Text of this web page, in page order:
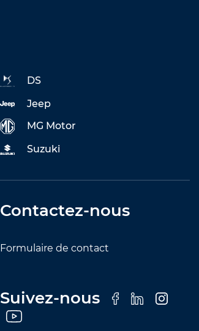
DS
Jeep
MG Motor
Suzuki
Contactez-nous
Formulaire de contact
Suivez-nous